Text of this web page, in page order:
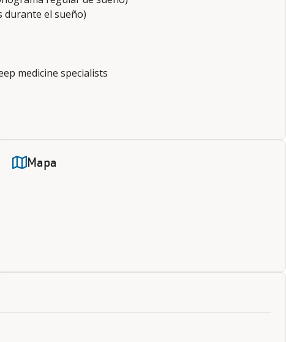
durante el sueño)
medicine specialists
Mapa